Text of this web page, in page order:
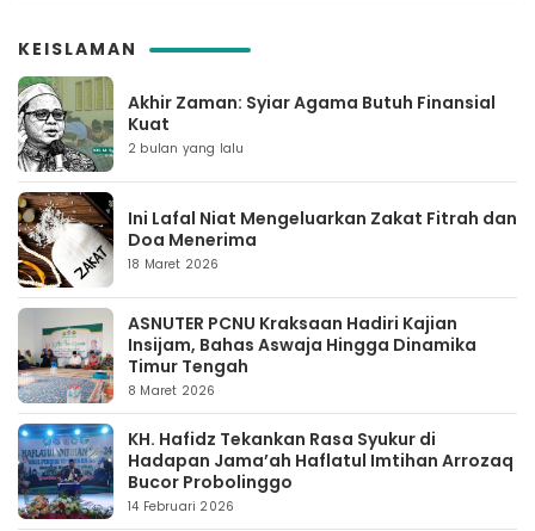
KEISLAMAN
Akhir Zaman: Syiar Agama Butuh Finansial
Kuat
2 bulan yang lalu
Ini Lafal Niat Mengeluarkan Zakat Fitrah dan
Doa Menerima
18 Maret 2026
ASNUTER PCNU Kraksaan Hadiri Kajian
Insijam, Bahas Aswaja Hingga Dinamika
Timur Tengah
8 Maret 2026
KH. Hafidz Tekankan Rasa Syukur di
Hadapan Jama’ah Haflatul Imtihan Arrozaq
Bucor Probolinggo
14 Februari 2026